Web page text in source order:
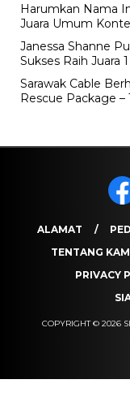
Harumkan Nama
Juara Umum
Janessa Shanne
Sukses Raih Juara
Sarawak Cable
Rescue Package
ALAMAT
TENTANG
PRIVACY
COPYRIGHT © 2026